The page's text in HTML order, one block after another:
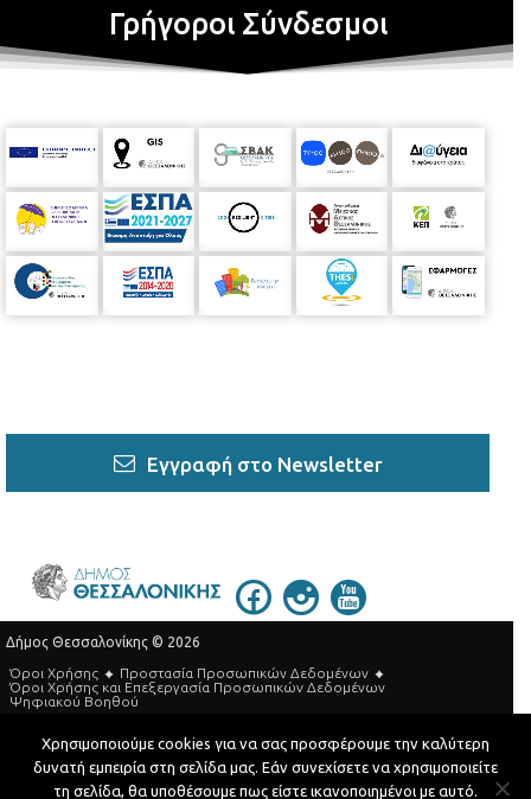
Γρήγοροι Σύνδεσμοι
Εγγραφή στο Newsletter
Δήμος Θεσσαλονίκης © 2026
Όροι Χρήσης
Προστασία Προσωπικών Δεδομένων
Όροι Xρήσης και Eπεξεργασία Προσωπικών Δεδομένων
Ψηφιακού Βοηθού
Τηλεφωνικός Κατάλογος
Developed by MyCompany Projects
Χρησιμοποιούμε cookies για να σας προσφέρουμε την καλύτερη
δυνατή εμπειρία στη σελίδα μας. Εάν συνεχίσετε να χρησιμοποιείτε
τη σελίδα, θα υποθέσουμε πως είστε ικανοποιημένοι με αυτό.